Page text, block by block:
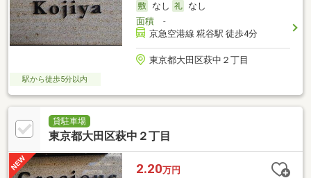
なし
なし
面積-
京急空港線 糀谷駅 徒歩4分
東京都大田区萩中２丁目
駅から徒歩5分以内
貸駐車場
東京都大田区萩中２丁目
2.20万円